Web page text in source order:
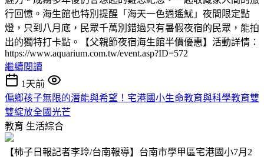
行回憶。海生館也特別提醒「海天一色逍遙魷」夜間限定點
燈，只到八月底，民眾千萬別錯過只有暑假夜宿的民眾，能拍
出的獨特打卡點。【父親節夜宿海生館半價優惠】活動詳情：
https://www.aquarium.com.tw/event.asp?ID=572
繼續閱讀
1天前
偏鄉孩子無限的潛能與希望！宅港國小生命教育與科學教育雙
雙綻放全國光芒
教育 生活綜合
【柿子日報記者李玲/台南報導】台南市學甲區宅港國小7月2